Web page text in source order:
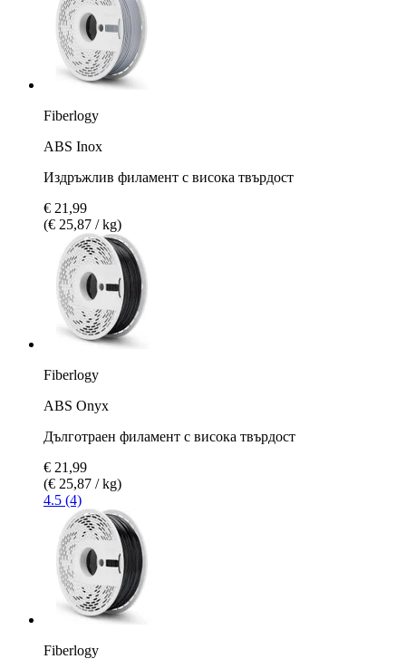
Fiberlogy
ABS Inox
Издръжлив филамент с висока твърдост
€ 21,99
(€ 25,87 / kg)
Fiberlogy
ABS Onyx
Дълготраен филамент с висока твърдост
€ 21,99
(€ 25,87 / kg)
4.5 (4)
Fiberlogy